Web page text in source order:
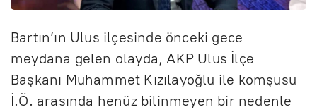
Bartın’ın Ulus ilçesinde önceki gece
meydana gelen olayda, AKP Ulus İlçe
Başkanı Muhammet Kızılayoğlu ile komşusu
İ.Ö. arasında henüz bilinmeyen bir nedenle